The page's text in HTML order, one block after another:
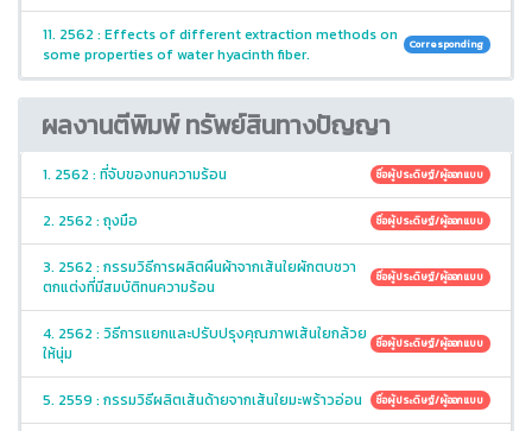
11. 2562 : Effects of different extraction methods on
some properties of water hyacinth fiber.
Corresponding
ผลงานตีพิมพ์ ทรัพย์สินทางปัญญา
1. 2562 : ที่จับของทนความร้อน ชื่อผู้ประดิษฐ์/ผู้ออกแบบ
2. 2562 : ถุงมือ ชื่อผู้ประดิษฐ์/ผู้ออกแบบ
3. 2562 : กรรมวิธีการผลิตผืนผ้าจากเส้นใยผักตบชวา
ตกแต่งที่มีสมบัติทนความร้อน
ชื่อผู้ประดิษฐ์/ผู้ออกแบบ
4. 2562 : วิธีการแยกและปรับปรุงคุณภาพเส้นใยกล้วย
ให้นุ่ม
ชื่อผู้ประดิษฐ์/ผู้ออกแบบ
5. 2559 : กรรมวิธีผลิตเส้นด้ายจากเส้นใยมะพร้าวอ่อน ชื่อผู้ประดิษฐ์/ผู้ออกแบบ